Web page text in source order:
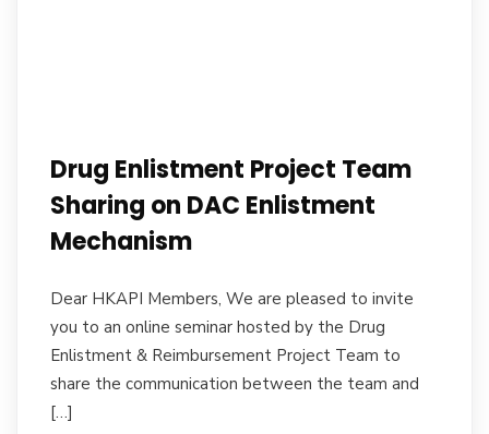
Drug Enlistment Project Team
Sharing on DAC Enlistment
Mechanism
Dear HKAPI Members, We are pleased to invite
you to an online seminar hosted by the Drug
Enlistment & Reimbursement Project Team to
share the communication between the team and
[…]